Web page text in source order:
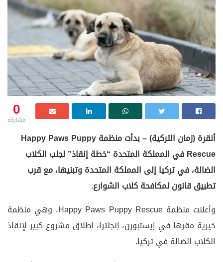
0
مشاركة
أنقرة (زمان التركية) – بدأت منظمة Happy Paws Puppy
Rescue في المملكة المتحدة “خطة إنقاذ” لجلب الكلاب
الضالة، في تركيا إلى المملكة المتحدة وتبنيها، مع قرب
تطبيق قانون لمكافحة كلاب الشوارع.
وأعلنت منظمة Happy Paws Puppy Rescue، وهي منظمة
خيرية مقرها في إيستبورن، إنجلترا، إطلاق مشروع كبير لإنقاذ
الكلاب الضالة في تركيا.